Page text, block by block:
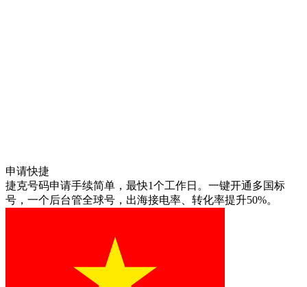
申请快捷
捷克号码申请手续简单，最快1个工作日。一键开通多国标
号，一个后台管全球号，出海接电率、转化率提升50%。